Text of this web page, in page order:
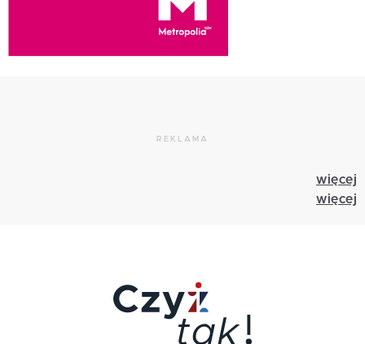
REKLAMA
więcej
więcej